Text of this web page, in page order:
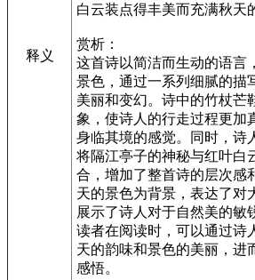
释义
白云装点得丰美而充满秋天
赏析：
这首诗以简洁而生动的语言
景色，通过一系列细腻的描
美丽和变幻。诗中的竹杖芒
象，使诗人的行走过程更加
身临其境的感觉。同时，诗
将隔江亭子的神秘与红叶白
合，增加了整首诗的层次感
天的景色为背景，表达了对
展示了诗人对于自然美的敏
读者在阅读时，可以通过诗
天的韵味和景色的美丽，进
感悟。